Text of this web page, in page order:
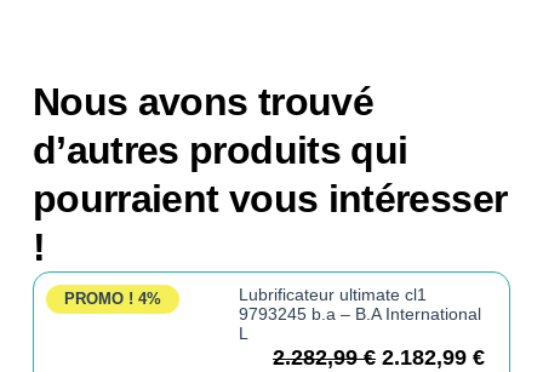
Nous avons trouvé
d’autres produits qui
pourraient vous intéresser
!
PROMO ! 4%
Lubrificateur ultimate cl1
9793245 b.a – B.A International
L
2.282,99€ 2.182,99€